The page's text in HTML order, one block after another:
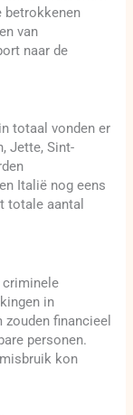
betrokkenen
van
naar de
totaal vonden er
Jette, Sint-
Italië nog eens
totale aantal
criminele
in
zouden financieel
personen.
kon